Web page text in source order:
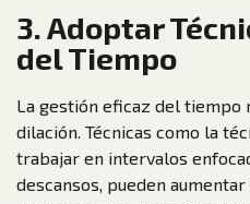
3. Adoptar
del Tiempo
La gestión eficaz del tiempo
dilación. Técnicas como la
trabajar en intervalos
descansos, pueden